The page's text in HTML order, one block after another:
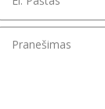
Paštas *
Pranešimas *